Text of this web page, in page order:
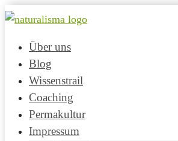
Über uns
Blog
Wissenstrail
Coaching
Permakultur
Impressum